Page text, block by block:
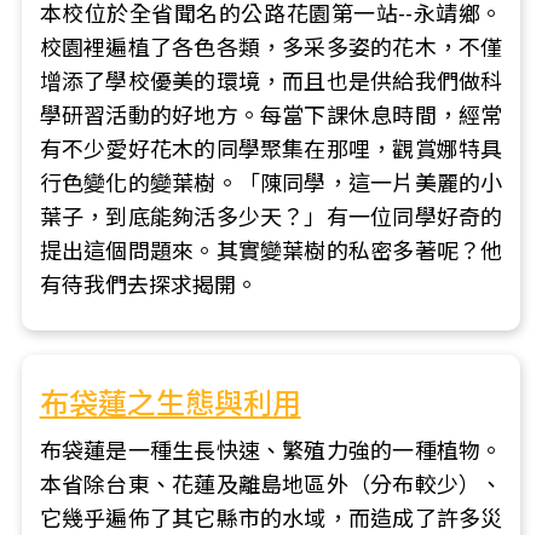
本校位於全省聞名的公路花園第一站--永靖鄉。
校園裡遍植了各色各類，多采多姿的花木，不僅
增添了學校優美的環境，而且也是供給我們做科
學研習活動的好地方。每當下課休息時間，經常
有不少愛好花木的同學聚集在那哩，觀賞娜特具
行色變化的變葉樹。「陳同學，這一片美麗的小
葉子，到底能夠活多少天？」有一位同學好奇的
提出這個問題來。其實變葉樹的私密多著呢？他
有待我們去探求揭開。
布袋蓮之生態與利用
布袋蓮是一種生長快速、繁殖力強的一種植物。
本省除台東、花蓮及離島地區外（分布較少）、
它幾乎遍佈了其它縣市的水域，而造成了許多災